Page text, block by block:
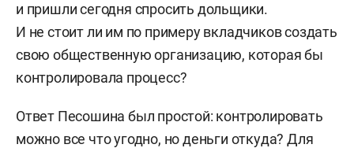
и пришли сегодня спросить дольщики.
И не стоит ли им по примеру вкладчиков создать
свою общественную организацию, которая бы
контролировала процесс?
Ответ Песошина был простой: контролировать
можно все что угодно, но деньги откуда? Для